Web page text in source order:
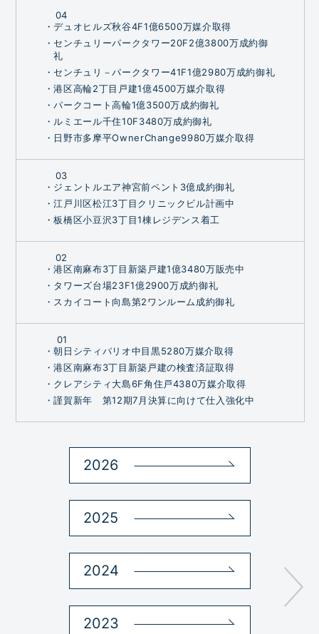
04
・デュオヒルズ秋谷4F1億6500万媒介取得
・センチュリーパークタワー20F2億3800万成約御
礼
・センチュリ－パークタワー41F1億2980万成約御礼
・港区高輪2丁目戸建1億4500万媒介取得
・パークコート高輪1億3500万成約御礼
・ルミエール千住10F3480万成約御礼
・日野市多摩平OwnerChange9980万媒介取得
03
・ジェントルエア神宮前ペント3億成約御礼
・江戸川区松江3丁目クリニックビル計画中
・板橋区小豆沢3丁目1棟レジデンス着工
02
・港区南麻布3丁目新築戸建1億3480万販売中
・タワーズ台場23F1億2900万成約御礼
・スカイコート向島第2ワンルーム成約御礼
01
・朝日シティパリオ中目黒5280万媒介取得
・港区南麻布3丁目新築戸建の検査済証取得
・クレアシティ大島6F角住戸4380万媒介取得
・謹賀新年 第12期7月決算に向けて仕入強化中
2026
2025
2024
2023